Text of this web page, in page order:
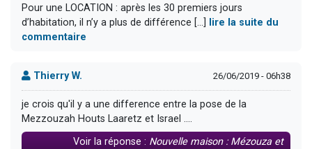
Pour une LOCATION : après les 30 premiers jours
d’habitation, il n’y a plus de différence [...]
lire la suite du
commentaire
Thierry W. 26/06/2019 - 06h38
je crois qu'il y a une difference entre la pose de la
Mezzouzah Houts Laaretz et Israel ....
Voir la réponse : Nouvelle maison : Mézouza et